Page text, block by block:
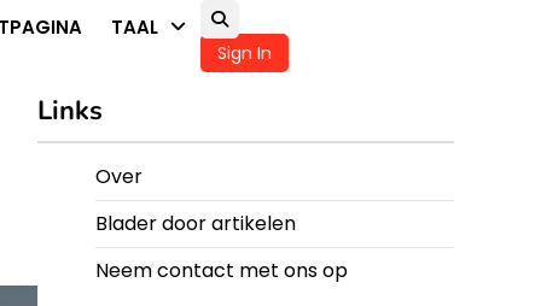
TAAL
Sign In
Links
Over
Blader door artikelen
Neem contact met ons op